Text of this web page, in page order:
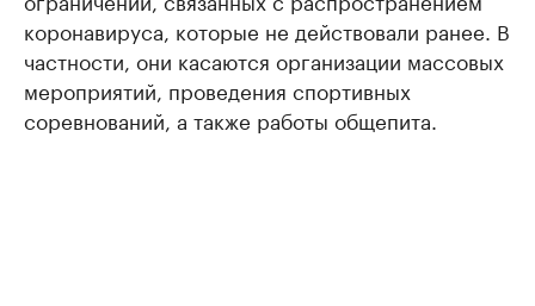
коронавируса, которые не действовали ранее. В
частности, они касаются организации массовых
мероприятий, проведения спортивных
соревнований, а также работы общепита.